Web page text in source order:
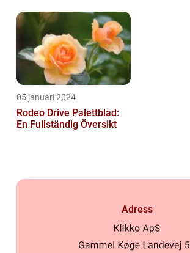
05 januari 2024
Rodeo Drive Palettblad:
En Fullständig Översikt
Adress